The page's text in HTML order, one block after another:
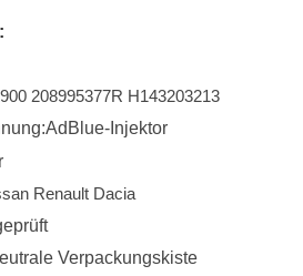
208995377R H143203213
AdBlue-Injektor
Renault Dacia
Verpackungskiste